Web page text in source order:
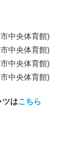
中央体育館)
中央体育館)
中央体育館)
中央体育館)
ツはこちら